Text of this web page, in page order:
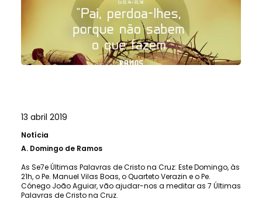
13 abril 2019
Notícia
A. Domingo de Ramos
As Se7e Últimas Palavras de Cristo na Cruz: Este Domingo, às
21h, o Pe. Manuel Vilas Boas, o Quarteto Verazin e o Pe.
Cónego João Aguiar, vão ajudar-nos a meditar as 7 Últimas
Palavras de Cristo na Cruz.